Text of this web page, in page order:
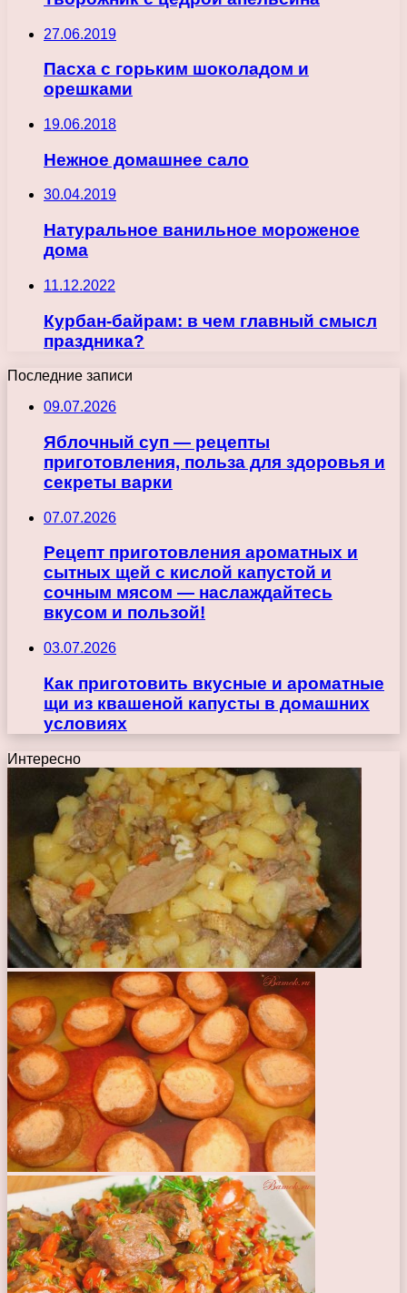
27.06.2019
Пасха с горьким шоколадом и
орешками
19.06.2018
Нежное домашнее сало
30.04.2019
Натуральное ванильное мороженое
дома
11.12.2022
Курбан-байрам: в чем главный смысл
праздника?
Последние записи
09.07.2026
Яблочный суп — рецепты
приготовления, польза для здоровья и
секреты варки
07.07.2026
Рецепт приготовления ароматных и
сытных щей с кислой капустой и
сочным мясом — наслаждайтесь
вкусом и пользой!
03.07.2026
Как приготовить вкусные и ароматные
щи из квашеной капусты в домашних
условиях
Интересно